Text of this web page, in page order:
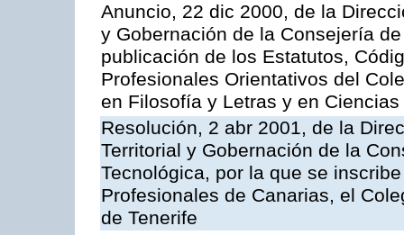
Anuncio, 22 dic 2000, de la
y Gobernación de la Consejería
publicación de los Estatutos,
Profesionales Orientativos del
en Filosofía y Letras y en
Resolución, 2 abr 2001, de la
Territorial y Gobernación de la
Tecnológica, por la que se
Profesionales de Canarias, el
de Tenerife